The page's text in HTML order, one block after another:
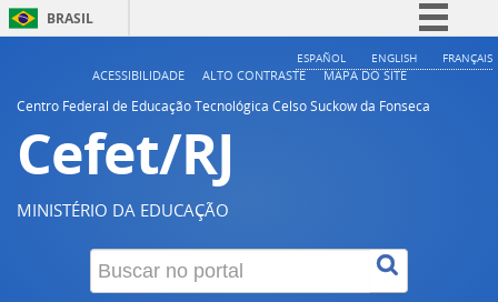
BRASIL
Simplifique!
ESPAÑOL ENGLISH FRANÇAIS
ACESSIBILIDADE ALTO CONTRASTE
MAPA DO SITE
Centro Federal de Educação Tecnológica Celso Suckow da Fonseca
Cefet/RJ
MINISTÉRIO DA EDUCAÇÃO